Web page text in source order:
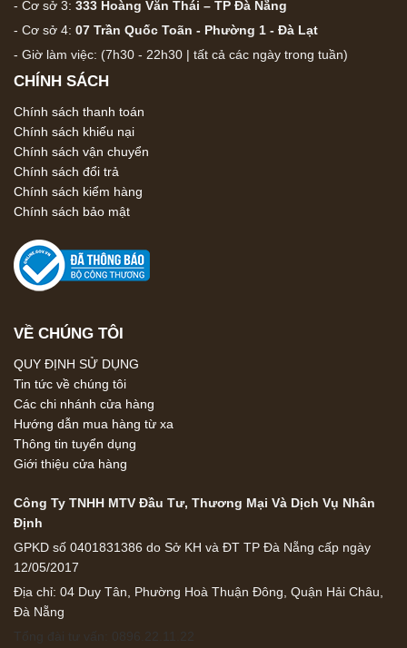
- Cơ sở 3: 333 Hoàng Văn Thái – TP Đà Nẵng
- Cơ sở 4: 07 Trần Quốc Toãn - Phường 1 - Đà Lạt
- Giờ làm việc: (7h30 - 22h30 | tất cả các ngày trong tuần)
CHÍNH SÁCH
Chính sách thanh toán
Chính sách khiếu nại
Chính sách vận chuyển
Chính sách đổi trả
Chính sách kiểm hàng
Chính sách bảo mật
VỀ CHÚNG TÔI
QUY ĐỊNH SỬ DỤNG
Tin tức về chúng tôi
Các chi nhánh cửa hàng
Hướng dẫn mua hàng từ xa
Thông tin tuyển dụng
Giới thiệu cửa hàng
Công Ty TNHH MTV Đầu Tư, Thương Mại Và Dịch Vụ Nhân
Định
GPKD số 0401831386 do Sở KH và ĐT TP Đà Nẵng cấp ngày
12/05/2017
Địa chỉ: 04 Duy Tân, Phường Hoà Thuận Đông, Quận Hải Châu,
Đà Nẵng
Tổng đài tư vấn: 0896.22.11.22